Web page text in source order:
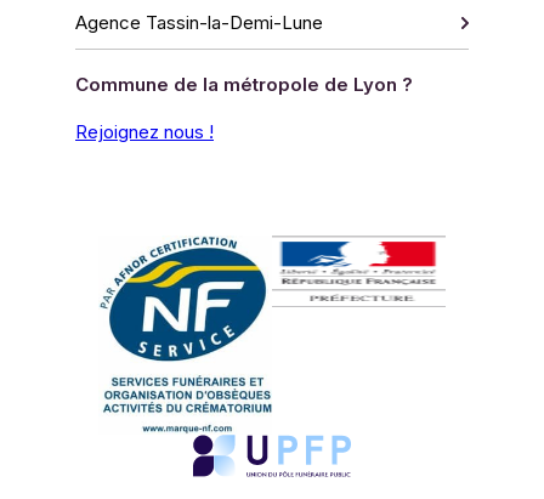
Agence Tassin-la-Demi-Lune
Commune de la métropole de Lyon ?
Rejoignez nous !